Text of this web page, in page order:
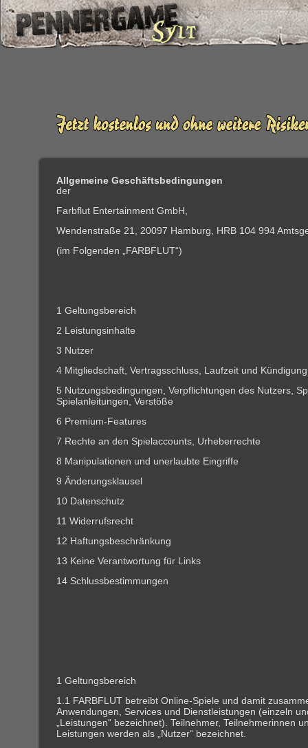
Allgemeine Geschäftsbedingungen
der
Farbflut Entertainment GmbH,
Wendenstraße 21, 20097 Hamburg, HRB 104 994
(im Folgenden „FARBFLUT“)
1 Geltungsbereich
2 Leistungsinhalte
3 Nutzer
4 Mitgliedschaft, Vertragsschluss, Laufzeit und Kündigung
5 Nutzungsbedingungen, Verpflichtungen des Nutzers,
Spielanleitungen, Verstöße
6 Premium-Features
7 Rechte an den Spielaccounts, Urheberrechte
8 Manipulationen und unerlaubte Eingriffe
9 Änderungsklausel
10 Datenschutz
11 Widerrufsrecht
12 Haftungsbeschränkung
13 Keine Verantwortung für Links
14 Schlussbestimmungen
1 Geltungsbereich
1.1 FARBFLUT betreibt Online-Spiele und damit
Anwendungen, Services und Dienstleistungen (einzeln
„Leistungen“ bezeichnet). Teilnehmer, Teilnehmerinnen
Leistungen werden als „Nutzer“ bezeichnet.